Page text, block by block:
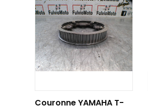
Couronne YAMAHA T-